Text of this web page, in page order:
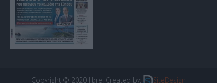
Copyright © 2020 libre. Created by: SiteDesign